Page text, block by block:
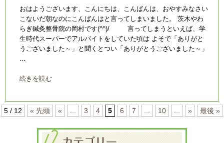
おはようございます、こんにちは、こんばんは、おやすみなさい
こないだ朝なのにこんばんはと言ってしまいました。 茨木やわ
らぎ鍼灸整骨院の岡村です(^^)/ 言ってしまうといえば、学
生時代スーパーでアルバイトをしていた頃は よそで「ありがと
うございました～」と聞くとつい「ありがとうございました～」
続きを読む
5 / 12 « 先頭 « 3 4 5 6 7 10 » 最後 »